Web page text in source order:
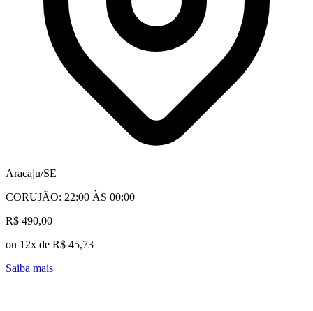
Aracaju/SE
CORUJÃO: 22:00 ÀS 00:00
R$ 490,00
ou 12x de R$ 45,73
Saiba mais